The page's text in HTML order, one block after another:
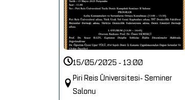
15/05/2025 - 13:00
Piri Reis Üniversitesi- Seminer
Salonu